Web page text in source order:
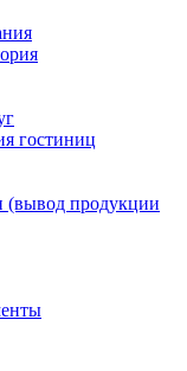
гостиниц
(вывод продукции